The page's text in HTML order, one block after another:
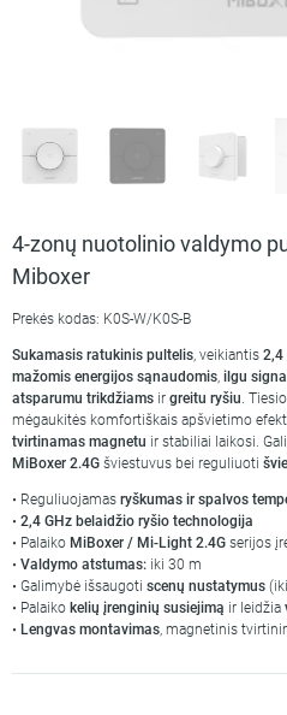
4-zonų nuotolinio valdymo
Miboxer
Prekės kodas: K0S-W/K0S-B
Sukamasis ratukinis pultelis, veikiantis 2,4
mažomis energijos sąnaudomis, ilgu
atsparumu trikdžiams ir greitu ryšiu.
mėgaukitės komfortiškais apšvietimo
tvirtinamas magnetu ir stabiliai laikosi.
MiBoxer 2.4G šviestuvus bei reguliuoti
• Reguliuojamas ryškumas ir spalvos
• 2,4 GHz belaidžio ryšio technologija
• Palaiko MiBoxer / Mi-Light 2.4G serijos
• Valdymo atstumas: iki 30 m
• Galimybė išsaugoti scenų nustatymus
• Palaiko kelių įrenginių susiejimą ir leidžia
• Lengvas montavimas, magnetinis